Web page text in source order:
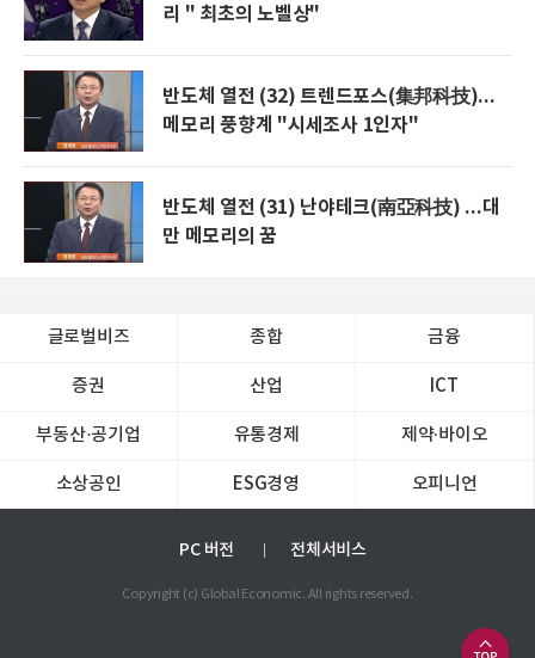
리 " 최초의 노벨상"
반도체 열전 (32) 트렌드포스(集邦科技)...
메모리 풍향계 "시세조사 1인자"
반도체 열전 (31) 난야테크(南亞科技) ...대
만 메모리의 꿈
글로벌비즈 종합 금융
증권 산업 ICT
부동산·공기업 유통경제 제약∙바이오
소상공인 ESG경영 오피니언
PC 버전 전체서비스
Copyright (c) Global Economic. All rights reserved.